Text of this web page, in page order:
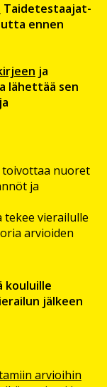
Taidetestaajat-
ennen
ja
lähettää sen
toivottaa nuoret
ja
vierailulle
arvioiden
kouluille
jälkeen
arvioihin